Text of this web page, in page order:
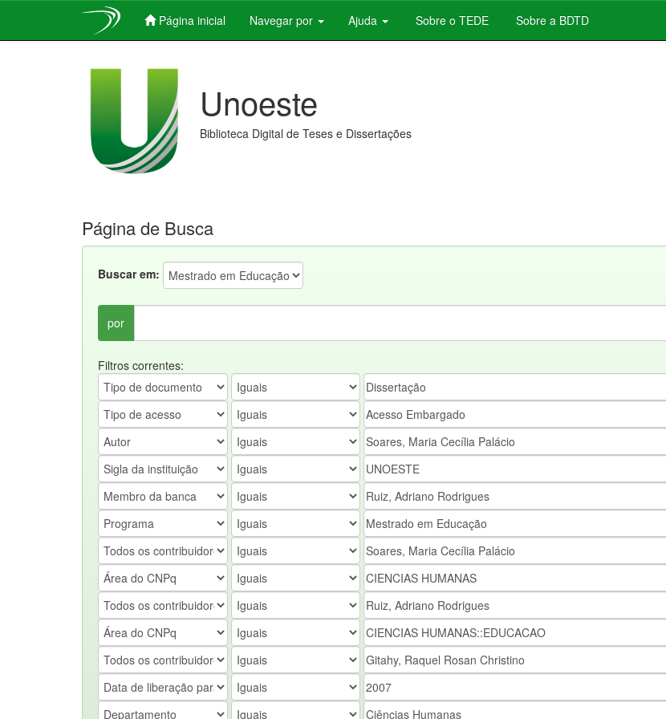
Página inicial Navegar por Ajuda Sobre o TEDE Sobre a BDTD
Unoeste
Biblioteca Digital de Teses e Dissertações
Página de Busca
Buscar em:
por
Filtros correntes: